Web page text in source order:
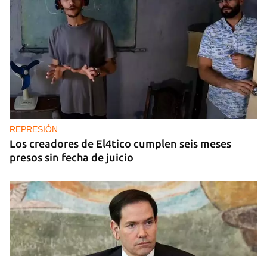
REPRESIÓN
Los creadores de El4tico cumplen seis meses
presos sin fecha de juicio